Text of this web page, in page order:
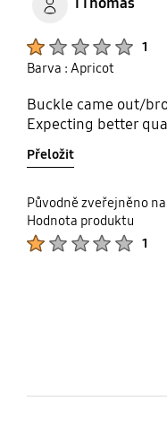
1
Barva : Apricot
Buckle came out/
Expecting better
Přeložit
Původně zveřejněno
Hodnota produktu
1